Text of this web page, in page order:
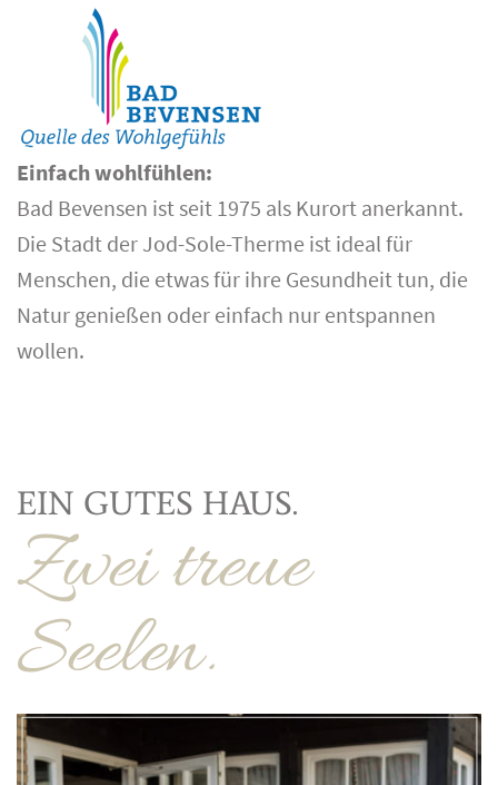
Einfach wohlfühlen:
Bad Bevensen ist seit 1975 als Kurort anerkannt.
Die Stadt der Jod-Sole-Therme ist ideal für
Menschen, die etwas für ihre Gesundheit tun, die
Natur genießen oder einfach nur entspannen
wollen.
EIN GUTES HAUS.
Zwei treue
Seelen.